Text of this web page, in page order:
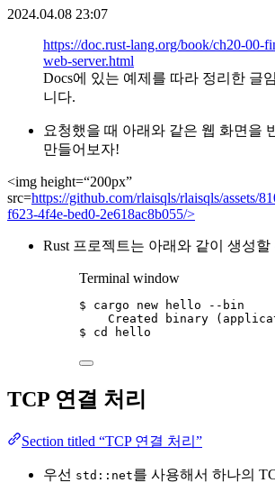
2024.04.08 23:07
https://doc.rust-lang.org/book/ch20-00-
web-server.html
Docs에 있는 예제를 따라 정리한 글
니다.
요청했을 때 아래와 같은 웹 화면을
만들어보자!
<img height=“200px”
src=https://github.com/rlaisqls/rlaisqls/assets/
f623-4f4e-bed0-2e618ac8b055/>
Rust 프로젝트는 아래와 같이 생성할
Terminal window
$ cargo new hello
--bin
Created
binary
$
cd hello
TCP 연결 처리
Section titled “TCP 연결 처리”
우선 std::net를 사용해서 하나의